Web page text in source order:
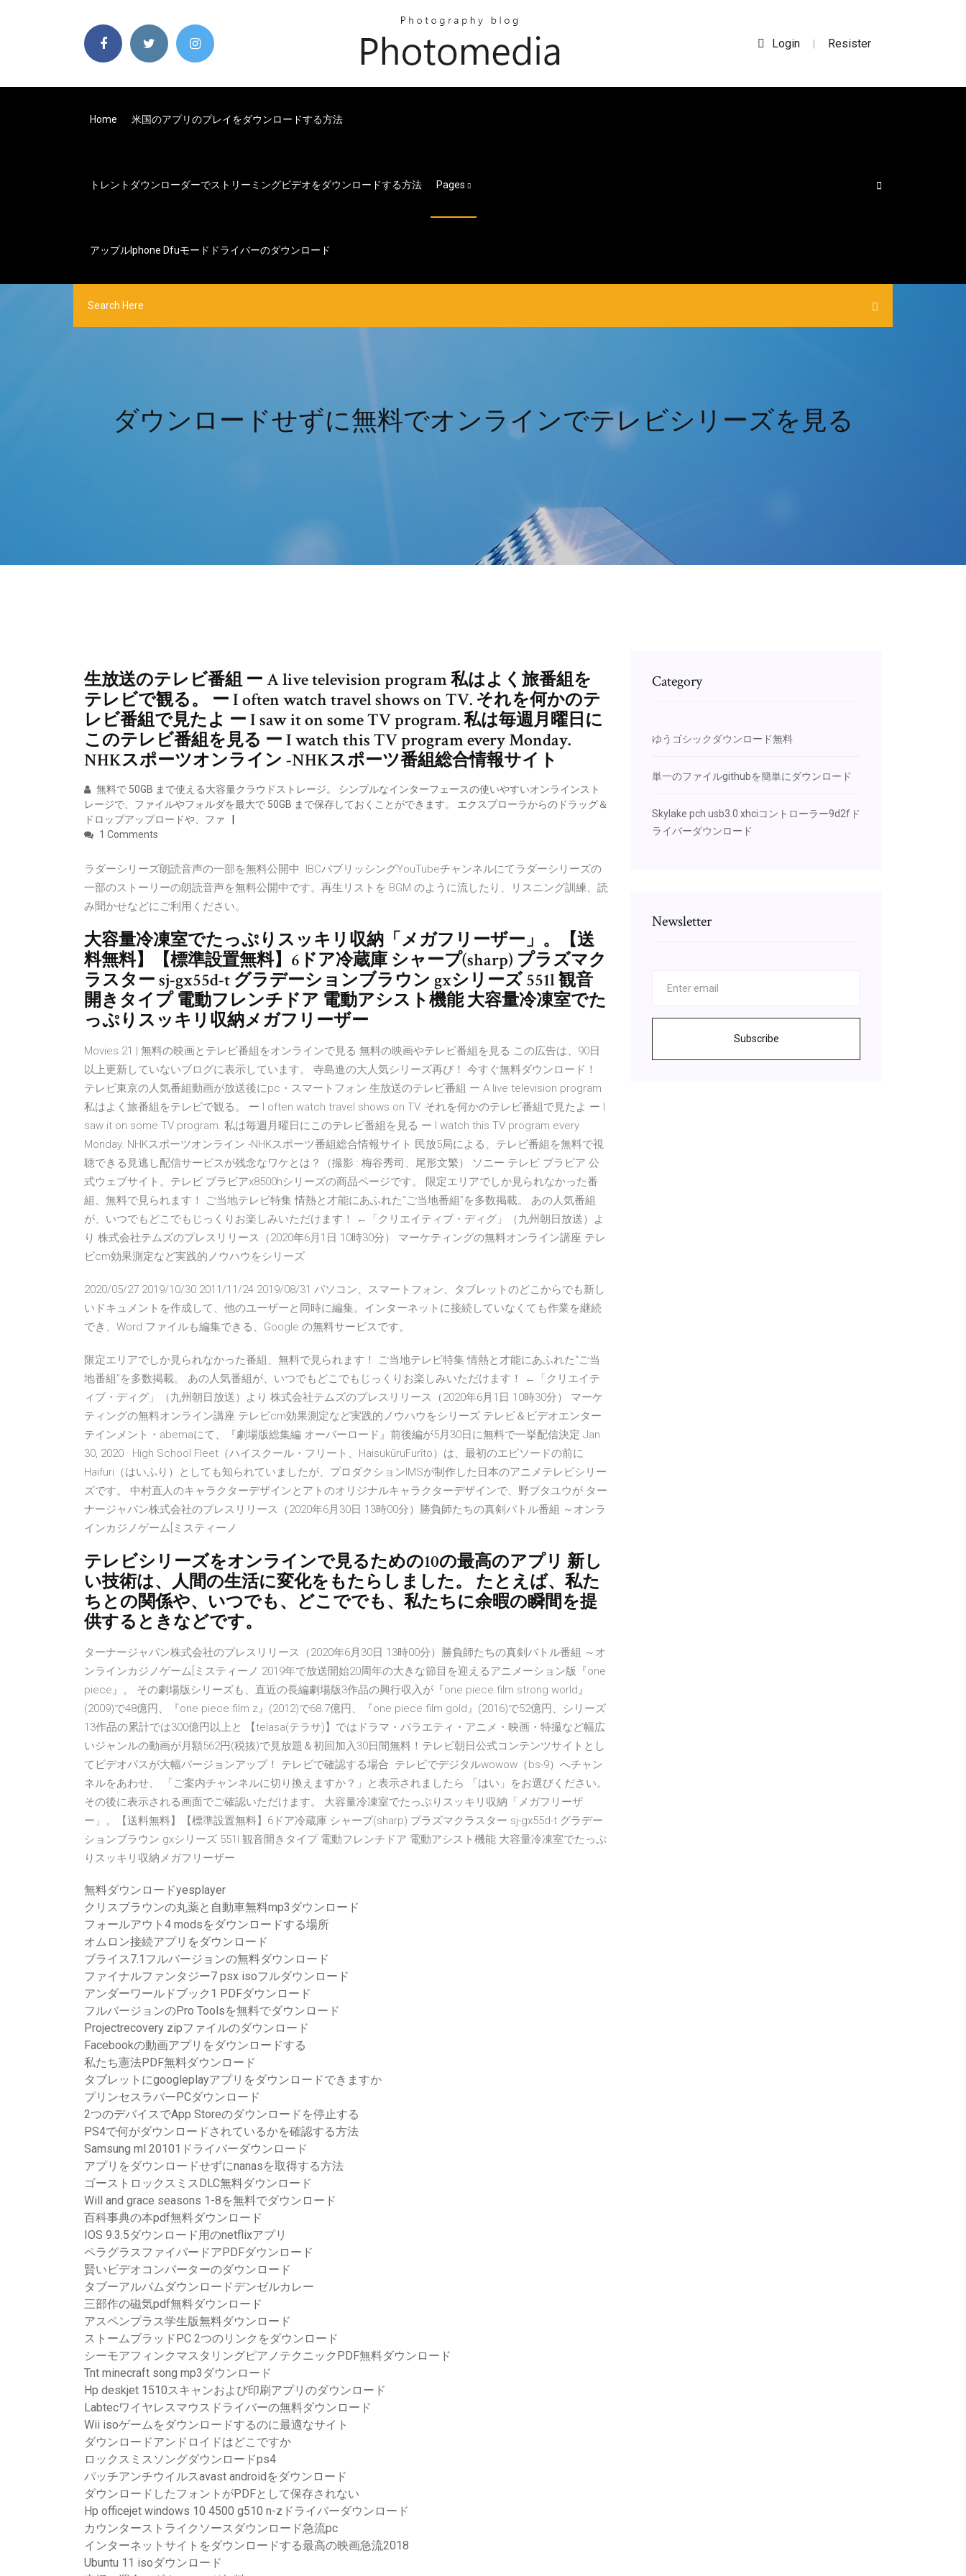
Login | Resister
Home 米国のアプリのプレイをダウンロードする方法
トレントダウンローダーでストリーミングビデオをダウンロードする方法 Pages
アップルiphone Dfuモードドライバーのダウンロード
ダウンロードせずに無料でオンラインでテレビシリーズを見る
生放送のテレビ番組 ー A live television program 私はよく旅番組を
テレビで観る。 ー I often watch travel shows on TV. それを何かのテ
レビ番組で見たよ ー I saw it on some TV program. 私は毎週月曜日に
このテレビ番組を見る ー I watch this TV program every Monday.
NHKスポーツオンライン -NHKスポーツ番組総合情報サイト
無料で 50GB まで使える大容量クラウドストレージ。 シンプルなインターフェースの使いやすいオンラインスト
レージで、ファイルやフォルダを最大で 50GB まで保存しておくことができます。 エクスプローラからのドラッグ＆
ドロップアップロードや、ファ
1 Comments
ラダーシリーズ朗読音声の一部を無料公開中. IBCパブリッシングYouTubeチャンネルにてラダーシリーズの
一部のストーリーの朗読音声を無料公開中です。再生リストを BGM のように流したり、リスニング訓練、読
み聞かせなどにご利用ください。
大容量冷凍室でたっぷりスッキリ収納「メガフリーザー」。【送
料無料】【標準設置無料】6ドア冷蔵庫 シャープ(sharp) プラズマク
ラスター sj-gx55d-t グラデーションブラウン gxシリーズ 551l 観音
開きタイプ 電動フレンチドア 電動アシスト機能 大容量冷凍室でた
っぷりスッキリ収納メガフリーザー
Movies 21 | 無料の映画とテレビ番組をオンラインで見る 無料の映画やテレビ番組を見る この広告は、90日
以上更新していないブログに表示しています。 寺島進の大人気シリーズ再び！ 今すぐ無料ダウンロード！
テレビ東京の人気番組動画が放送後にpc・スマートフォン 生放送のテレビ番組 ー A live television program
私はよく旅番組をテレビで観る。 ー I often watch travel shows on TV. それを何かのテレビ番組で見たよ ー I
saw it on some TV program. 私は毎週月曜日にこのテレビ番組を見る ー I watch this TV program every
Monday. NHKスポーツオンライン -NHKスポーツ番組総合情報サイト 民放5局による、テレビ番組を無料で視
聴できる見逃し配信サービスが残念なワケとは？（撮影 : 梅谷秀司、尾形文繁） ソニー テレビ ブラビア 公
式ウェブサイト。テレビ ブラビアx8500hシリーズの商品ページです。 限定エリアでしか見られなかった番
組、無料で見られます！ ご当地テレビ特集 情熱と才能にあふれた“ご当地番組”を多数掲載。 あの人気番組
が、いつでもどこでもじっくりお楽しみいただけます！ ←「クリエイティブ・ディグ」（九州朝日放送）よ
り 株式会社テムズのプレスリリース（2020年6月1日 10時30分） マーケティングの無料オンライン講座 テレ
ビcm効果測定など実践的ノウハウをシリーズ
2020/05/27 2019/10/30 2011/11/24 2019/08/31 パソコン、スマートフォン、タブレットのどこからでも新し
いドキュメントを作成して、他のユーザーと同時に編集。インターネットに接続していなくても作業を継続
でき、Word ファイルも編集できる、Google の無料サービスです。
限定エリアでしか見られなかった番組、無料で見られます！ ご当地テレビ特集 情熱と才能にあふれた“ご当
地番組”を多数掲載。 あの人気番組が、いつでもどこでもじっくりお楽しみいただけます！ ←「クリエイテ
ィブ・ディグ」（九州朝日放送）より 株式会社テムズのプレスリリース（2020年6月1日 10時30分） マーケ
ティングの無料オンライン講座 テレビcm効果測定など実践的ノウハウをシリーズ テレビ＆ビデオエンター
テインメント・abemaにて、『劇場版総集編 オーバーロード』前後編が5月30日に無料で一挙配信決定 Jan
30, 2020 · High School Fleet（ハイスクール・フリート、HaisukūruFurīto）は、最初のエピソードの前に
Haifuri（はいふり）としても知られていましたが、プロダクションIMSが制作した日本のアニメテレビシリー
ズです。 中村直人のキャラクターデザインとアトのオリジナルキャラクターデザインで、野ブタユウが ター
ナージャパン株式会社のプレスリリース（2020年6月30日 13時00分）勝負師たちの真剣バトル番組 ～オンラ
インカジノゲーム[ミスティーノ
テレビシリーズをオンラインで見るための10の最高のアプリ 新し
い技術は、人間の生活に変化をもたらしました。 たとえば、私た
ちとの関係や、いつでも、どこででも、私たちに余暇の瞬間を提
供するときなどです。
ターナージャパン株式会社のプレスリリース（2020年6月30日 13時00分）勝負師たちの真剣バトル番組 ～オ
ンラインカジノゲーム[ミスティーノ 2019年で放送開始20周年の大きな節目を迎えるアニメーション版『one
piece』。 その劇場版シリーズも、直近の長編劇場版3作品の興行収入が『one piece film strong world』
(2009)で48億円、『one piece film z』(2012)で68.7億円、『one piece film gold』(2016)で52億円、シリーズ
13作品の累計では300億円以上と 【telasa(テラサ)】ではドラマ・バラエティ・アニメ・映画・特撮など幅広
いジャンルの動画が月額562円(税抜)で見放題＆初回加入30日間無料！テレビ朝日公式コンテンツサイトとし
てビデオパスが大幅バージョンアップ！ テレビで確認する場合. テレビでデジタルwowow（bs-9）へチャン
ネルをあわせ、 「ご案内チャンネルに切り換えますか？」と表示されましたら 「はい」をお選びください。
その後に表示される画面でご確認いただけます。 大容量冷凍室でたっぷりスッキリ収納「メガフリーザ
ー」。【送料無料】【標準設置無料】6ドア冷蔵庫 シャープ(sharp) プラズマクラスター sj-gx55d-t グラデー
ションブラウン gxシリーズ 551l 観音開きタイプ 電動フレンチドア 電動アシスト機能 大容量冷凍室でたっぷ
りスッキリ収納メガフリーザー
無料ダウンロードyesplayer
クリスブラウンの丸薬と自動車無料mp3ダウンロード
フォールアウト4 modsをダウンロードする場所
オムロン接続アプリをダウンロード
ブライス7.1フルバージョンの無料ダウンロード
ファイナルファンタジー7 psx isoフルダウンロード
アンダーワールドブック1 PDFダウンロード
フルバージョンのPro Toolsを無料でダウンロード
Projectrecovery zipファイルのダウンロード
Facebookの動画アプリをダウンロードする
私たち憲法PDF無料ダウンロード
タブレットにgoogleplayアプリをダウンロードできますか
プリンセスラバーPCダウンロード
2つのデバイスでApp Storeのダウンロードを停止する
PS4で何がダウンロードされているかを確認する方法
Samsung ml 20101ドライバーダウンロード
アプリをダウンロードせずにnanasを取得する方法
ゴーストロックスミスDLC無料ダウンロード
Will and grace seasons 1-8を無料でダウンロード
百科事典の本pdf無料ダウンロード
IOS 9.3.5ダウンロード用のnetflixアプリ
ペラグラスファイバードアPDFダウンロード
賢いビデオコンバーターのダウンロード
タブーアルバムダウンロードデンゼルカレー
三部作の磁気pdf無料ダウンロード
アスペンプラス学生版無料ダウンロード
ストームブラッドPC 2つのリンクをダウンロード
シーモアフィンクマスタリングピアノテクニックPDF無料ダウンロード
Tnt minecraft song mp3ダウンロード
Hp deskjet 1510スキャンおよび印刷アプリのダウンロード
Labtecワイヤレスマウスドライバーの無料ダウンロード
Wii isoゲームをダウンロードするのに最適なサイト
ダウンロードアンドロイドはどこですか
ロックスミスソングダウンロードps4
パッチアンチウイルスavast androidをダウンロード
ダウンロードしたフォントがPDFとして保存されない
Hp officejet windows 10 4500 g510 n-zドライバーダウンロード
カウンターストライクソースダウンロード急流pc
インターネットサイトをダウンロードする最高の映画急流2018
Ubuntu 11 isoダウンロード
Category
ゆうゴシックダウンロード無料
単一のファイルgithubを簡単にダウンロード
Skylake pch usb3.0 xhciコントローラー9d2fド
ライバーダウンロード
Newsletter
Subscribe